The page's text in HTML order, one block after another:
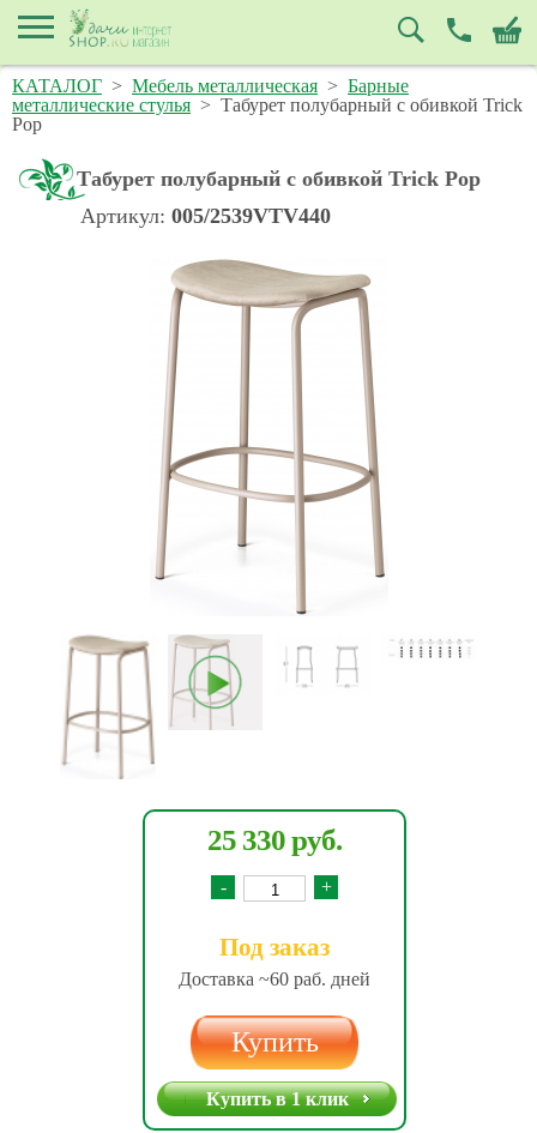
КАТАЛОГ > Мебель металлическая > Барные
металлические стулья > Табурет полубарный с обивкой Trick
Pop
Табурет полубарный с обивкой Trick Pop
Артикул: 005/2539VTV440
25 330 руб.
- +
Под заказ
Доставка ~60 раб. дней
Купить
Купить в 1 клик